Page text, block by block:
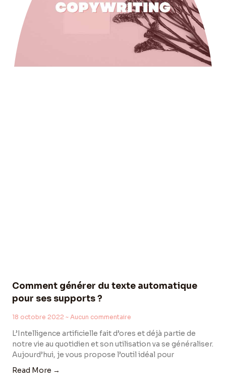
Comment générer du texte automatique
pour ses supports ?
18 octobre 2022 Aucun commentaire
L’Intelligence artificielle fait d’ores et déjà partie de
notre vie au quotidien et son utilisation va se généraliser.
Aujourd’hui, je vous propose l’outil idéal pour
Read More →